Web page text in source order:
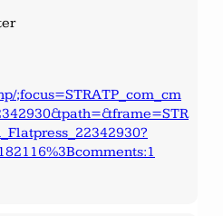
;focus=STRATP_com_cm